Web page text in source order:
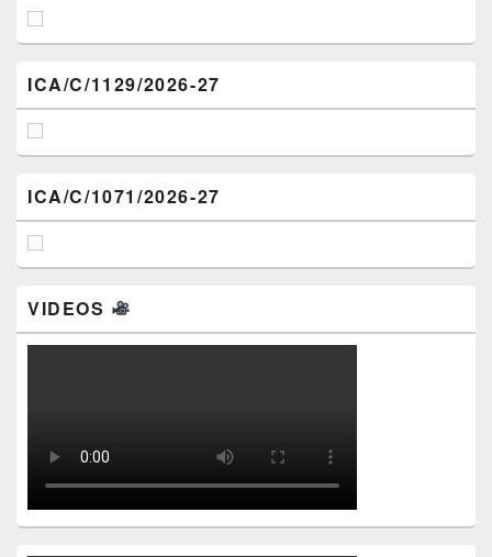
ICA/C/1129/2026-27
ICA/C/1071/2026-27
VIDEOS